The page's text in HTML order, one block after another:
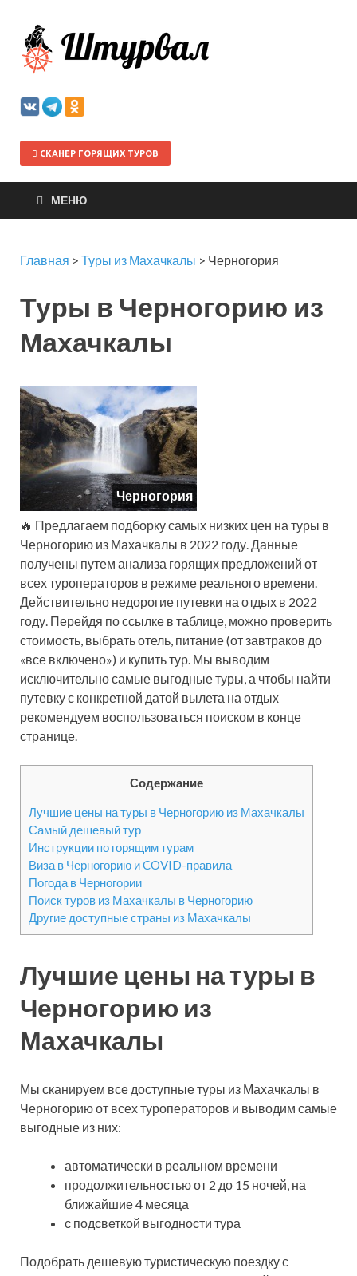
СКАНЕР ГОРЯЩИХ ТУРОВ
МЕНЮ
Главная > Туры из Махачкалы > Черногория
Туры в Черногорию из
Махачкалы
Черногория
🔥 Предлагаем подборку самых низких цен на туры в
Черногорию из Махачкалы в 2022 году. Данные
получены путем анализа горящих предложений от
всех туроператоров в режиме реального времени.
Действительно недорогие путевки на отдых в 2022
году. Перейдя по ссылке в таблице, можно проверить
стоимость, выбрать отель, питание (от завтраков до
«все включено») и купить тур. Мы выводим
исключительно самые выгодные туры, а чтобы найти
путевку с конкретной датой вылета на отдых
рекомендуем воспользоваться поиском в конце
странице.
Содержание
Лучшие цены на туры в Черногорию из Махачкалы
Самый дешевый тур
Инструкции по горящим турам
Виза в Черногорию и COVID-правила
Погода в Черногории
Поиск туров из Махачкалы в Черногорию
Другие доступные страны из Махачкалы
Лучшие цены на туры в
Черногорию из
Махачкалы
Мы сканируем все доступные туры из Махачкалы в
Черногорию от всех туроператоров и выводим самые
выгодные из них:
автоматически в реальном времени
продолжительностью от 2 до 15 ночей, на
ближайшие 4 месяца
с подсветкой выгодности тура
Подобрать дешевую туристическую поездку с